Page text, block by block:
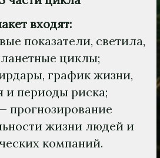
входят:
показатели, светила,
циклы;
график жизни,
и периоды риска;
прогнозирование
жизни людей и
компаний.